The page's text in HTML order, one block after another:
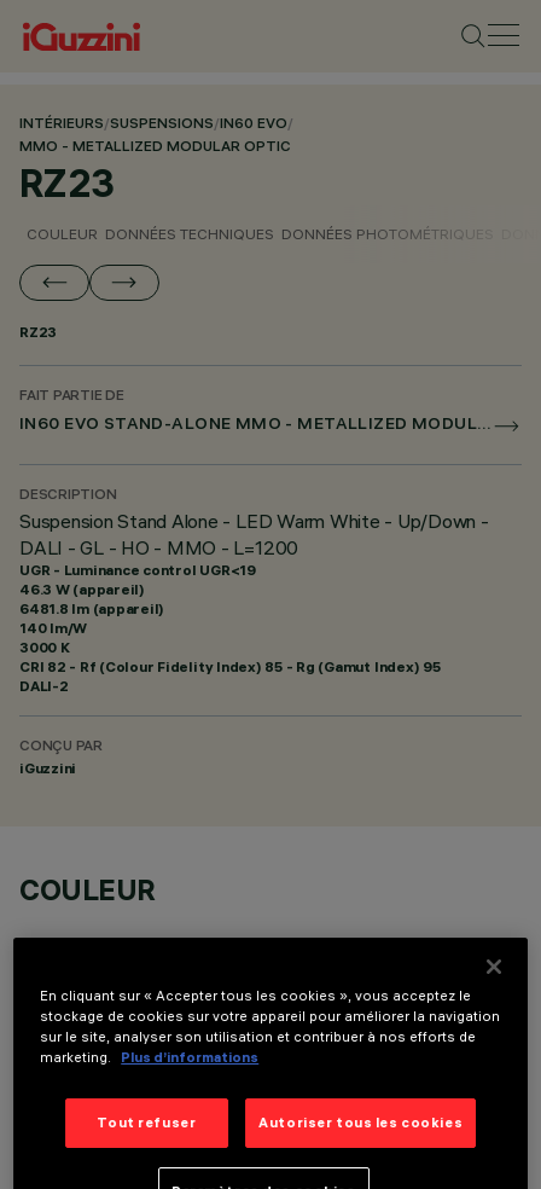
INTÉRIEURS/SUSPENSIONS/IN60 EVO/
MMO - METALLIZED MODULAR OPTIC
RZ23
COULEUR DONNÉES TECHNIQUES DONNÉES PHOTOMÉTRIQUES
RZ23
FAIT PARTIE DE
IN60 EVO STAND-ALONE MMO - METALLIZED MODULAR OPTIC
DESCRIPTION
Suspension Stand Alone - LED Warm White - Up/Down -
DALI - GL - HO - MMO - L=1200
UGR - Luminance control UGR<19
46.3 W (appareil)
6481.8 lm (appareil)
140 lm/W
3000 K
CRI 82 - Rf (Colour Fidelity Index) 85 - Rg (Gamut Index) 95
DALI-2
CONÇU PAR
iGuzzini
COULEUR
DONNÉES TECHNIQUES
DERNIÈRE MISE À JOUR: 06/08/2026
En cliquant sur « Accepter tous les cookies », vous acceptez le
stockage de cookies sur votre appareil pour améliorer la navigation
sur le site, analyser son utilisation et contribuer à nos efforts de
marketing.
Plus d’informations
Tout refuser Autoriser tous les cookies